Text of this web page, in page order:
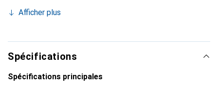
stock.Afficher plus
Spécifications
Spécifications principales